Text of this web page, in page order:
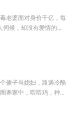
老婆面对身价千亿，每
伺候，却没有爱情的...
傻子当媳妇，路遇冷酷
养家中，喂喂鸡，种...